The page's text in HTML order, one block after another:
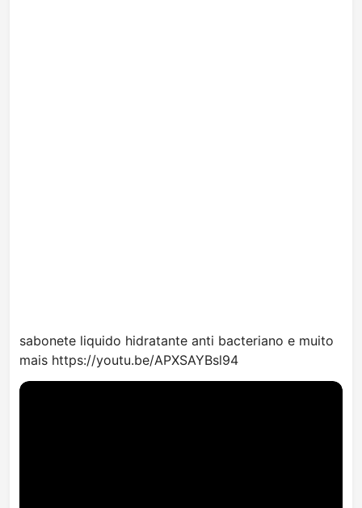
sabonete liquido hidratante anti bacteriano e muito
mais https://youtu.be/APXSAYBsl94